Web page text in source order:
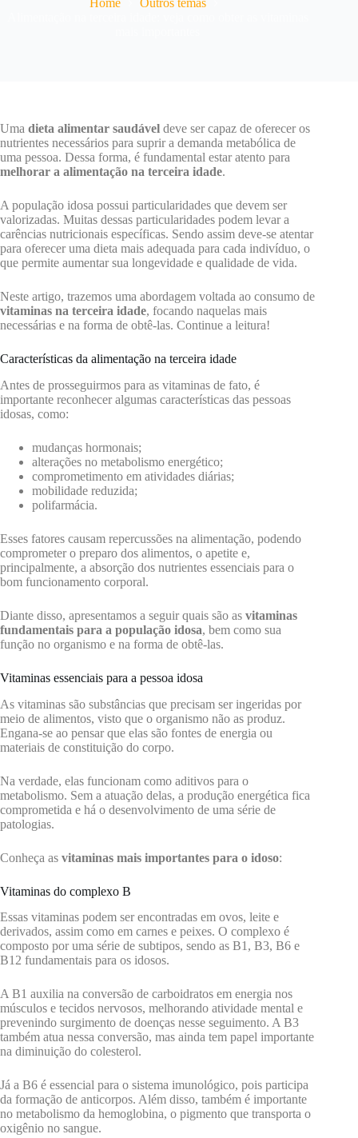
Uma dieta alimentar saudável deve ser capaz de oferecer os
nutrientes necessários para suprir a demanda metabólica de
uma pessoa. Dessa forma, é fundamental estar atento para
melhorar a alimentação na terceira idade.
A população idosa possui particularidades que devem ser
valorizadas. Muitas dessas particularidades podem levar a
carências nutricionais específicas. Sendo assim deve-se atentar
para oferecer uma dieta mais adequada para cada indivíduo, o
que permite aumentar sua longevidade e qualidade de vida.
Neste artigo, trazemos uma abordagem voltada ao consumo de
vitaminas na terceira idade, focando naquelas mais
necessárias e na forma de obtê-las. Continue a leitura!
Características da alimentação na terceira idade
Antes de prosseguirmos para as vitaminas de fato, é
importante reconhecer algumas características das pessoas
idosas, como:
mudanças hormonais;
alterações no metabolismo energético;
comprometimento em atividades diárias;
mobilidade reduzida;
polifarmácia.
Esses fatores causam repercussões na alimentação, podendo
comprometer o preparo dos alimentos, o apetite e,
principalmente, a absorção dos nutrientes essenciais para o
bom funcionamento corporal.
Diante disso, apresentamos a seguir quais são as vitaminas
fundamentais para a população idosa, bem como sua
função no organismo e na forma de obtê-las.
Vitaminas essenciais para a pessoa idosa
As vitaminas são substâncias que precisam ser ingeridas por
meio de alimentos, visto que o organismo não as produz.
Engana-se ao pensar que elas são fontes de energia ou
materiais de constituição do corpo.
Na verdade, elas funcionam como aditivos para o
metabolismo. Sem a atuação delas, a produção energética fica
comprometida e há o desenvolvimento de uma série de
patologias.
Conheça as vitaminas mais importantes para o idoso:
Vitaminas do complexo B
Essas vitaminas podem ser encontradas em ovos, leite e
derivados, assim como em carnes e peixes. O complexo é
composto por uma série de subtipos, sendo as B1, B3, B6 e
B12 fundamentais para os idosos.
A B1 auxilia na conversão de carboidratos em energia nos
músculos e tecidos nervosos, melhorando atividade mental e
prevenindo surgimento de doenças nesse seguimento. A B3
também atua nessa conversão, mas ainda tem papel importante
na diminuição do colesterol.
Já a B6 é essencial para o sistema imunológico, pois participa
da formação de anticorpos. Além disso, também é importante
no metabolismo da hemoglobina, o pigmento que transporta o
oxigênio no sangue.